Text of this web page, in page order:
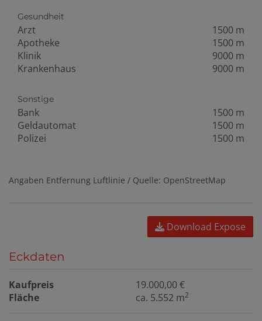
Gesundheit
Arzt
1500 m
Apotheke
1500 m
Klinik
9000 m
Krankenhaus
9000 m
Sonstige
Bank
1500 m
Geldautomat
1500 m
Polizei
1500 m
Angaben Entfernung Luftlinie / Quelle: OpenStreetMap
Download Expose
Eckdaten
Kaufpreis
19.000,00 €
Fläche
ca. 5.552 m2